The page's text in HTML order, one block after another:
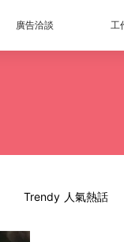
廣告洽談 工
Trendy 人氣熱話